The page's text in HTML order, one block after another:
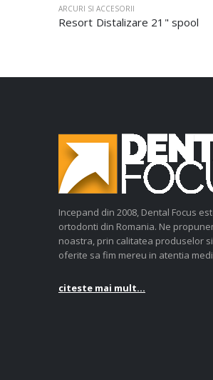
ARCURI SI ACCESORII
Resort Distalizare 21" spool
Incepand din 2008, Dental Focus
ortodonti din Romania. Ne
noastra, prin calitatea produselor
oferite sa fim mereu in atentia
citeste mai mult...